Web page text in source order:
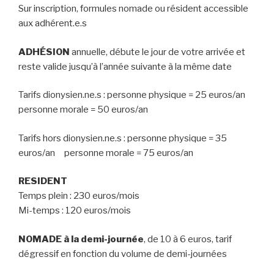
Sur inscription, formules nomade ou résident accessible
aux adhérent.e.s
ADHÉSION annuelle, débute le jour de votre arrivée et
reste valide jusqu’à l’année suivante à la même date
Tarifs dionysien.ne.s : personne physique = 25 euros/an
personne morale = 50 euros/an
Tarifs hors dionysien.ne.s : personne physique = 35
euros/an personne morale = 75 euros/an
RESIDENT
Temps plein : 230 euros/mois
Mi-temps : 120 euros/mois
NOMADE à la demi-journée, de 10 à 6 euros, tarif
dégressif en fonction du volume de demi-journées